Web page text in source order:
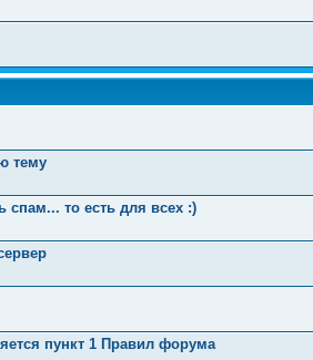
тему
спам... то есть для всех :)
пункт 1 Правил форума